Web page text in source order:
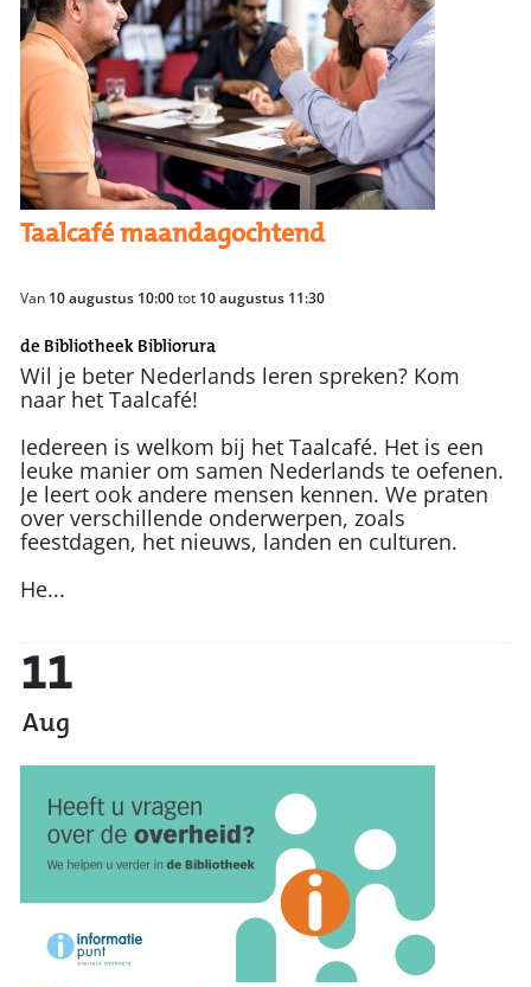
Taalcafé maandagochtend
Van 10 augustus 10:00tot 10 augustus 11:30
de Bibliotheek Bibliorura
Wil je beter Nederlands leren spreken? Kom
naar het Taalcafé!
Iedereen is welkom bij het Taalcafé. Het is een
leuke manier om samen Nederlands te oefenen.
Je leert ook andere mensen kennen. We praten
over verschillende onderwerpen, zoals
feestdagen, het nieuws, landen en culturen.
He...
11
Aug